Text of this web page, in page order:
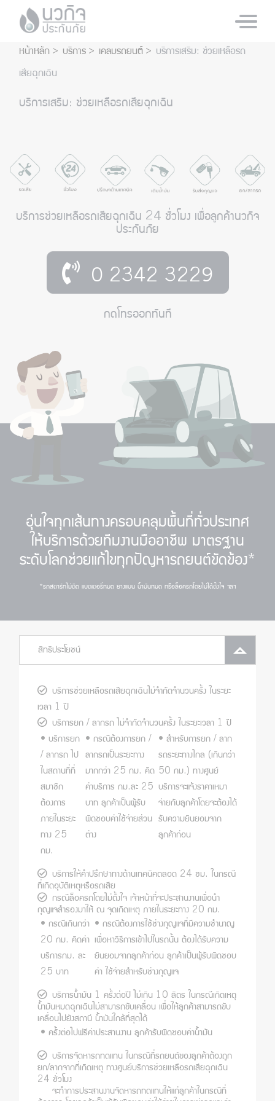
หน้าหลัก บริการ เคลมรถยนต์
บริการเสริม: ช่วยเหลือรถ
เสียฉุกเฉิน
บริการเสริม: ช่วยเหลือรถเสียฉุกเฉิน
บริการช่วยเหลือรถเสียฉุกเฉิน 24 ชั่วโมง เพื่อลูกค้านวกิจ
ประกันภัย
0 2342 3229
กดโทรออกทันที
อุ่นใจทุกเส้นทางครอบคลุมพื้นที่ทั่วประเทศ
ให้บริการด้วยทีมงานมืออาชีพ มาตรฐาน
ระดับโลกช่วยแก้ไขทุกปัญหารถยนต์ขัดข้อง*
*รถสตาร์ทไม่ติด แบตเตอรี่หมด ยางแบน น้ำมันหมด หรือล็อครถโดยไม่ได้ตั้งใจ ฯลฯ
สิทธิประโยชน์
บริการช่วยเหลือรถเสียฉุกเฉินไม่จำกัดจำนวนครั้ง ในระยะ
เวลา 1 ปี
บริการยก / ลากรถ ไม่จำกัดจำนวนครั้ง ในระยะเวลา 1 ปี
• บริการยก
/ ลากรถ ไป
ในสถานที่ที่
สมาชิก
ต้องการ
ภายในระยะ
ทาง 25
กม.
• กรณีต้องการยก /
ลากรถเป็นระยะทาง
มากกว่า 25 กม. คิด
ค่าบริการ กม.ละ 25
บาท ลูกค้าเป็นผู้รับ
ผิดชอบค่าใช้จ่ายส่วน
ต่าง
• สำหรับการยก / ลาก
รถระยะทางไกล (เกินกว่า
50 กม.) ทางศูนย์
บริการจะแจ้งราคาเหมา
จ่ายกับลูกค้าโดยจะต้องได้
รับความยินยอมจาก
ลูกค้าก่อน
บริการให้คำปรึกษาทางด้านเทคนิคตลอด 24 ชม. ในกรณี
ที่เกิดอุบัติเหตุหรือรถเสีย
กรณีล็อครถโดยไม่ตั้งใจ เจ้าหน้าที่จะประสานงานเพื่อนำ
กุญแจสำรองมาให้ ณ​ จุดเกิดเหตุ ภายในระยะทาง 20 กม.
• กรณีเกินกว่า
20 กม. คิดค่า
บริการกม. ละ
25 บาท
• กรณีต้องการใช้ช่างกุญแจที่มีความชำนาญ
เพื่อหาวิธีการเข้าไปในรถนั้น ต้องได้รับความ
ยินยอมจากลูกค้าก่อน ลูกค้าเป็นผู้รับผิดชอบ
ค่า ใช้จ่ายสำหรับช่างกุญแจ
บริการน้ำมัน 1 ครั้งต่อปี ไม่เกิน 10 ลิตร ในกรณีเกิดเหตุ
น้ำมันหมดฉุกเฉินไม่สามารถขับเคลื่อน เพื่อให้ลูกค้าสามารถขับ
เคลื่อนไปยังสถานี น้ำมันใกล้ที่สุดได้
• ครั้งต่อไปฟรีค่าประสานงาน ลูกค้ารับผิดชอบค่าน้ำมัน
บริการจัดหารถทดแทน ในกรณีที่รถยนต์ของลูกค้าต้องถูก
ยก/ลากจากที่เกิดเหตุ ทางศูนย์บริการช่วยเหลือรถเสียฉุกเฉิน
24 ชั่วโมง
จะทำการประสานงานจัดหารถทดแทนให้แก่ลูกค้าในกรณีที่